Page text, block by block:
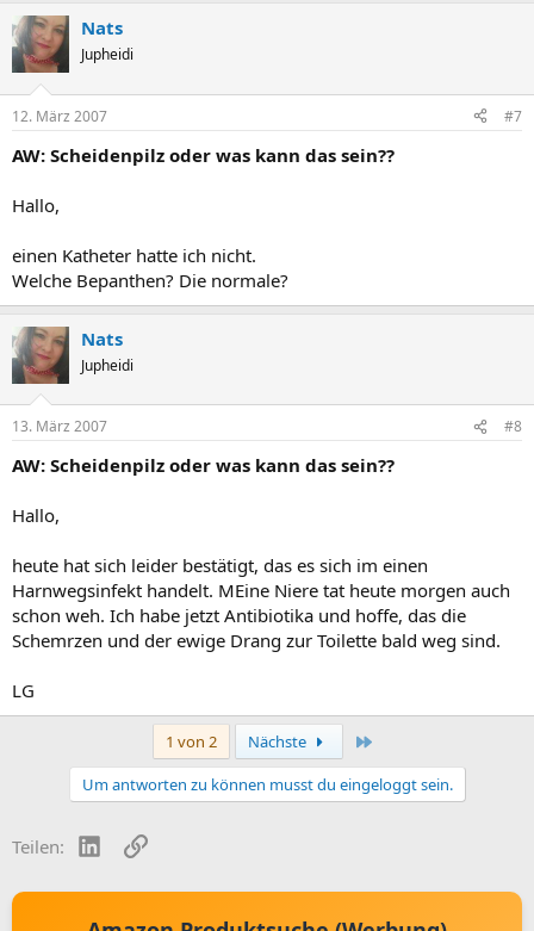
Nats
Jupheidi
12. März 2007 #7
AW: Scheidenpilz oder was kann das sein??
Hallo,
einen Katheter hatte ich nicht.
Welche Bepanthen? Die normale?
Nats
Jupheidi
13. März 2007 #8
AW: Scheidenpilz oder was kann das sein??
Hallo,
heute hat sich leider bestätigt, das es sich im einen
Harnwegsinfekt handelt. MEine Niere tat heute morgen auch
schon weh. Ich habe jetzt Antibiotika und hoffe, das die
Schemrzen und der ewige Drang zur Toilette bald weg sind.
LG
1 von 2 Nächste
Um antworten zu können musst du eingeloggt sein.
Teilen: LinkedInLink